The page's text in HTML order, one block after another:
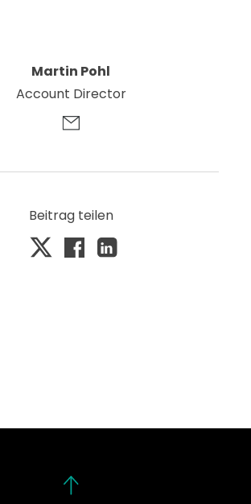
Martin Pohl
Account Director
Beitrag teilen